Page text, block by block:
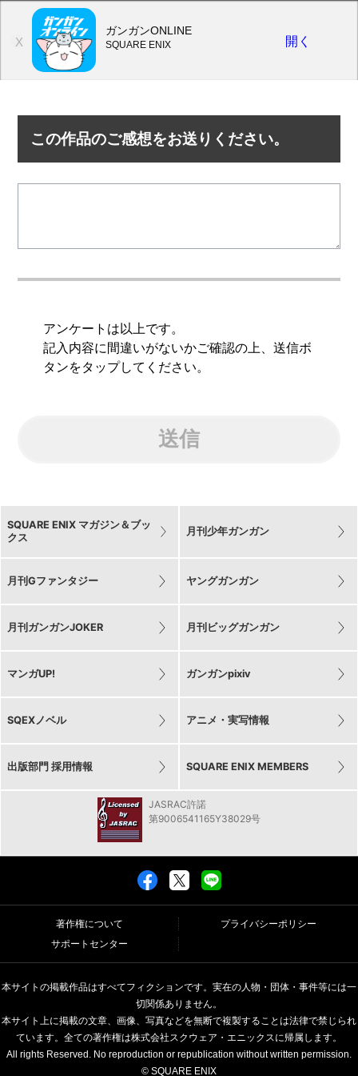
この作品のご感想をお送りください。
アンケートは以上です。
記入内容に間違いがないかご確認の上、送信ボ
タンをタップしてください。
送信
SQUARE ENIX マガジン＆ブッ
クス
月刊少年ガンガン
月刊Gファンタジー ヤングガンガン
月刊ガンガンJOKER 月刊ビッグガンガン
マンガUP! ガンガンpixiv
SQEXノベル アニメ・実写情報
出版部門 採用情報 SQUARE ENIX MEMBERS
JASRAC許諾
第9006541165Y38029号
著作権について
プライバシーポリシー
サポートセンター
本サイトの掲載作品はすべてフィクションです。実在の人物・団体・事件等には一
切関係ありません。
本サイト上に掲載の文章、画像、写真などを無断で複製することは法律で禁じられ
ています。全ての著作権は株式会社スクウェア・エニックスに帰属します。
All rights Reserved. No reproduction or republication without written permission.
© SQUARE ENIX
X
ガンガンONLINE
SQUARE ENIX 開く